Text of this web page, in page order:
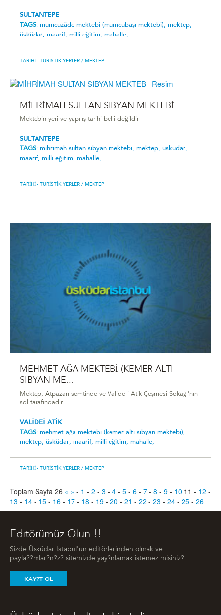
SULTANTEPE
TAGS: mumcuzâde mektebi̇ (mumcubaşi mektebi̇), mektep,
üsküdar, maarif, milli eğitim, mahalle,
TARIHI - TURISTIK YERLER / MEKTEP
MİHRİMAH SULTAN SIBYAN MEKTEBİ
Mektebin yeri ve yapılış tarihi belli değildir
SULTANTEPE
TAGS: mi̇hri̇mah sultan sibyan mektebi̇, mektep, üsküdar,
maarif, milli eğitim, mahalle,
TARIHI - TURISTIK YERLER / MEKTEP
MEHMET AĞA MEKTEBİ (KEMER ALTI
SIBYAN ME...
Mektep, Atpazarı semtinde ve Valide-i Atik Çeşmesi Sokağı'nın
sol tarafındadır.
VALİDEİ ATİK
TAGS: mehmet ağa mektebi̇ (kemer alti sibyan mektebi̇),
mektep, üsküdar, maarif, milli eğitim, mahalle,
TARIHI - TURISTIK YERLER / MEKTEP
Toplam Sayfa 26 « » - 1 - 2 - 3 - 4 - 5 - 6 - 7 - 8 - 9 - 10 11 - 12 -
13 - 14 - 15 - 16 - 17 - 18 - 19 - 20 - 21 - 22 - 23 - 24 - 25 - 26
Editörümüz Olun !!
Sizde Üsküdar Istabul'un editörlerinden olmak ve
payla??mlar?n?z? sitemizde yay?nlamak istemez misiniz?
KAY?T OL